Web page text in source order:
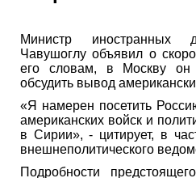
Министр
Чавушоглу объявил о
его словам, в Москву он
обсудить вывод
«Я намерен посетить
американских войск и
в Сирии», - цитирует, в
внешнеполитического
Подробности